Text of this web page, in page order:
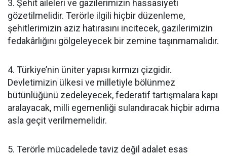
3. Şehit aileleri ve gazilerimizin hassasiyeti
gözetilmelidir. Terörle ilgili hiçbir düzenleme,
şehitlerimizin aziz hatırasını incitecek, gazilerimizin
fedakârlığını gölgeleyecek bir zemine taşınmamalıdır.
4. Türkiye’nin üniter yapısı kırmızı çizgidir.
Devletimizin ülkesi ve milletiyle bölünmez
bütünlüğünü zedeleyecek, federatif tartışmalara kapı
aralayacak, milli egemenliği sulandıracak hiçbir adıma
asla geçit verilmemelidir.
5. Terörle mücadelede taviz değil adalet esas